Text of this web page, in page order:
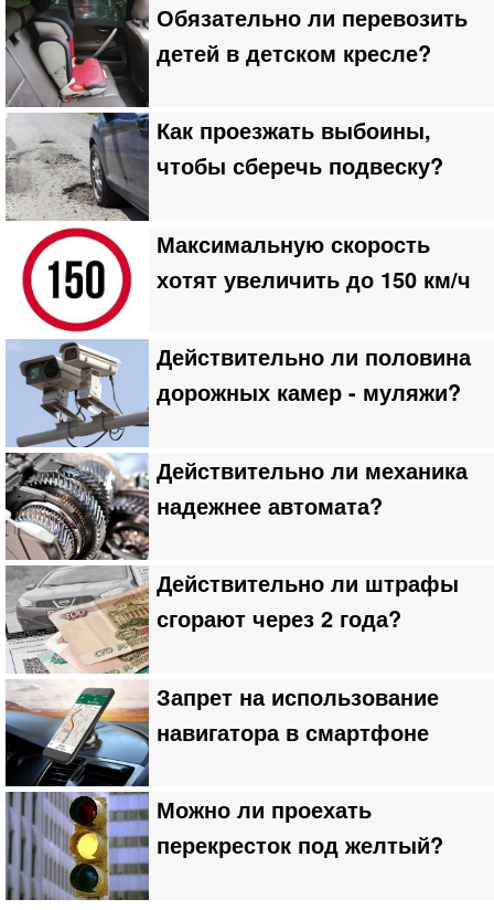
Обязательно ли перевозить
детей в детском кресле?
Как проезжать выбоины,
чтобы сберечь подвеску?
Максимальную скорость
хотят увеличить до 150 км/ч
Действительно ли половина
дорожных камер - муляжи?
Действительно ли механика
надежнее автомата?
Действительно ли штрафы
сгорают через 2 года?
Запрет на использование
навигатора в смартфоне
Можно ли проехать
перекресток под желтый?